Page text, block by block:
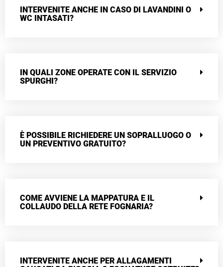
INTERVENITE ANCHE IN CASO DI LAVANDINI O
WC INTASATI?
IN QUALI ZONE OPERATE CON IL SERVIZIO
SPURGHI?
È POSSIBILE RICHIEDERE UN SOPRALLUOGO O
UN PREVENTIVO GRATUITO?
COME AVVIENE LA MAPPATURA E IL
COLLAUDO DELLA RETE FOGNARIA?
INTERVENITE ANCHE PER ALLAGAMENTI